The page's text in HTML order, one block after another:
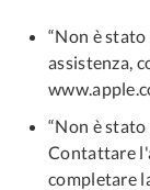
“Non è
assistenza,
“Non è
Contattare
completare